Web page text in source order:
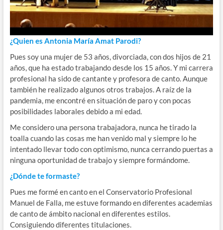
¿Quien es Antonia María Amat Parodi?
Pues soy una mujer de 53 años, divorciada, con dos hijos de 21
años, que ha estado trabajando desde los 15 años. Y mi carrera
profesional ha sido de cantante y profesora de canto. Aunque
también he realizado algunos otros trabajos. A raíz de la
pandemia, me encontré en situación de paro y con pocas
posibilidades laborales debido a mi edad.
Me considero una persona trabajadora, nunca he tirado la
toalla cuando las cosas me han venido mal y siempre lo he
intentado llevar todo con optimismo, nunca cerrando puertas a
ninguna oportunidad de trabajo y siempre formándome.
¿Dónde te formaste?
Pues me formé en canto en el Conservatorio Profesional
Manuel de Falla, me estuve formando en diferentes academias
de canto de ámbito nacional en diferentes estilos.
Consiguiendo diferentes titulaciones.